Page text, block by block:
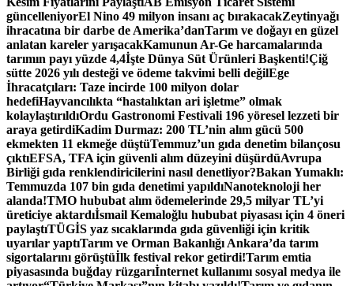
güncelleniyorEl Nino 49 milyon insanı aç bırakacakZeytinyağı
ihracatına bir darbe de Amerika’danTarım ve doğayı en güzel
anlatan kareler yarışacakKamunun Ar-Ge harcamalarında
tarımın payı yüzde 4,4İşte Dünya Süt Ürünleri Başkenti!Çiğ
sütte 2026 yılı desteği ve ödeme takvimi belli değilEge
İhracatçıları: Taze incirde 100 milyon dolar
hedefiHayvancılıkta “hastalıktan ari işletme” olmak
kolaylaştırıldıOrdu Gastronomi Festivali 196 yöresel lezzeti bir
araya getirdiKadim Durmaz: 200 TL’nin alım gücü 500
ekmekten 11 ekmeğe düştüTemmuz’un gıda denetim bilançosu
çıktıEFSA, TFA için güvenli alım düzeyini düşürdüAvrupa
Birliği gıda renklendiricilerini nasıl denetliyor?Bakan Yumaklı:
Temmuzda 107 bin gıda denetimi yapıldıNanoteknoloji her
alanda!TMO hububat alım ödemelerinde 29,5 milyar TL’yi
üreticiye aktardıİsmail Kemaloğlu hububat piyasası için 4 öneri
paylaştıTÜGİS yaz sıcaklarında gıda güvenliği için kritik
uyarılar yaptıTarım ve Orman Bakanlığı Ankara’da tarım
sigortalarını görüştüİlk festival rekor getirdi!Tarım emtia
piyasasında buğday rüzgarıİnternet kullanımı sosyal medya ile